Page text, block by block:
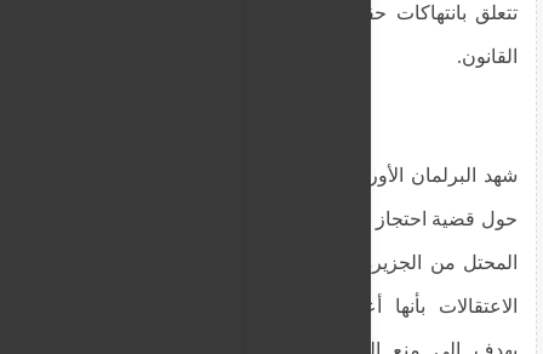
تتعلق بانتهاكات حقوق الإنسان والديمقراطية وسيادة
القانون.
شهد البرلمان الأوروبي في ستراسبورغ نقاشاً محتدماً
حول قضية احتجاز خمسة قبارصة يونانيين في الشمال
المحتل من الجزيرة. نواب من قبرص واليونان وصفوا
الاعتقالات بأنها أعمال "قرصنة" و"خطف سياسي"
يهدف إلى منع القبارصة من المطالبة بممتلكاتهم